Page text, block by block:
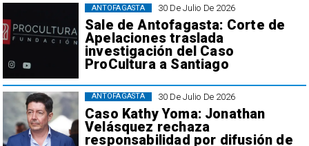
30 De Julio De 2026
Sale de Antofagasta: Corte de
Apelaciones traslada
investigación del Caso
ProCultura a Santiago
ANTOFAGASTA
30 De Julio De 2026
Caso Kathy Yoma: Jonathan
Velásquez rechaza
responsabilidad por difusión de
ANTOFAGASTA